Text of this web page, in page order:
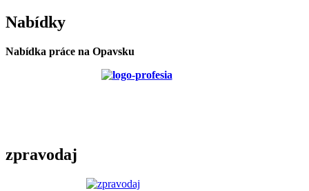
Nabídky
Nabídka práce na Opavsku
zpravodaj